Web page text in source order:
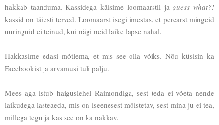
hakkab taanduma. Kassidega käisime loomaarstil ja guess what?!
kassid on täiesti terved. Loomaarst isegi imestas, et perearst mingeid
uuringuid ei teinud, kui nägi neid laike lapse nahal.
Hakkasime edasi mõtlema, et mis see olla võiks. Nõu küsisin ka
Facebookist ja arvamusi tuli palju.
Mees aga istub haiguslehel Raimondiga, sest teda ei võeta nende
laikudega lasteaeda, mis on iseenesest mõistetav, sest mina ju ei tea,
millega tegu ja kas see on ka nakkav.